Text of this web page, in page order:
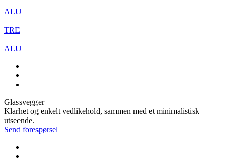
ALU
TRE
ALU
Glassvegger
Klarhet og enkelt vedlikehold, sammen med et minimalistisk
utseende.
Send forespørsel